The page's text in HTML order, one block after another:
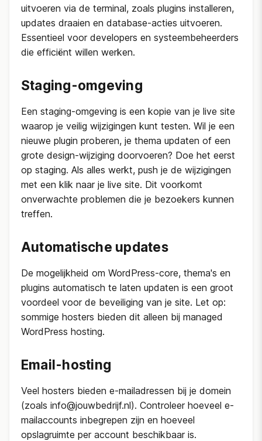
uitvoeren via de terminal, zoals plugins installeren,
updates draaien en database-acties uitvoeren.
Essentieel voor developers en systeembeheerders
die efficiënt willen werken.
Staging-omgeving
Een staging-omgeving is een kopie van je live site
waarop je veilig wijzigingen kunt testen. Wil je een
nieuwe plugin proberen, je thema updaten of een
grote design-wijziging doorvoeren? Doe het eerst
op staging. Als alles werkt, push je de wijzigingen
met een klik naar je live site. Dit voorkomt
onverwachte problemen die je bezoekers kunnen
treffen.
Automatische updates
De mogelijkheid om WordPress-core, thema's en
plugins automatisch te laten updaten is een groot
voordeel voor de beveiliging van je site. Let op:
sommige hosters bieden dit alleen bij managed
WordPress hosting.
Email-hosting
Veel hosters bieden e-mailadressen bij je domein
(zoals info@jouwbedrijf.nl). Controleer hoeveel e-
mailaccounts inbegrepen zijn en hoeveel
opslagruimte per account beschikbaar is.